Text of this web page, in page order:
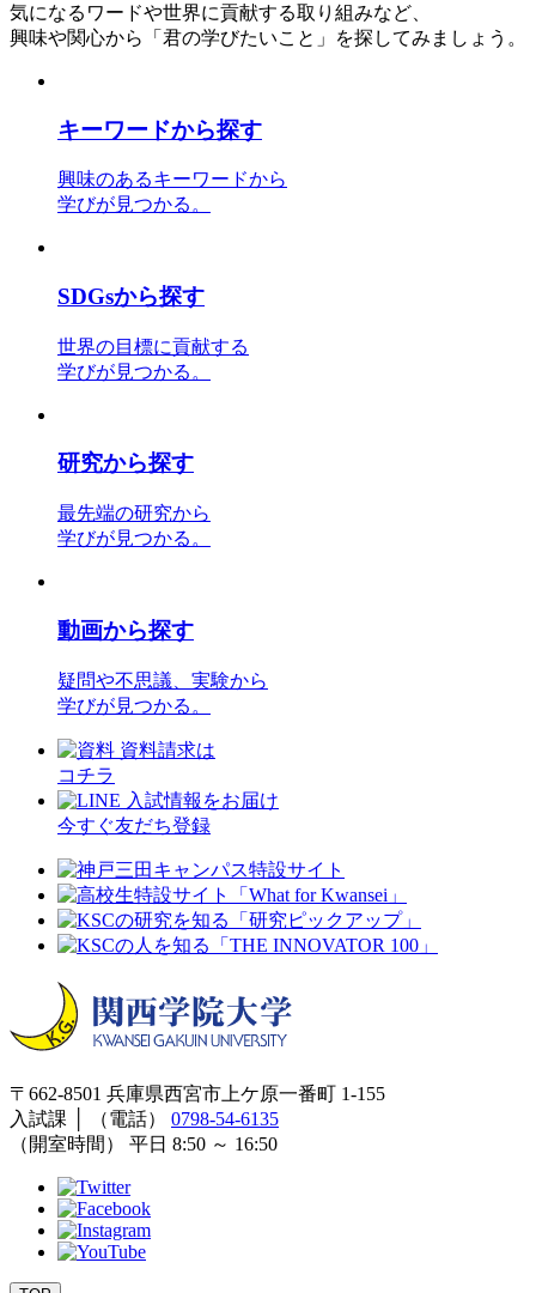
気になるワードや世界に貢献する取り組みなど、
興味や関心から「君の学びたいこと」を探してみましょう。
キーワードから探す
興味のあるキーワードから
学びが見つかる。
SDGsから探す
世界の目標に貢献する
学びが見つかる。
研究から探す
最先端の研究から
学びが見つかる。
動画から探す
疑問や不思議、実験から
学びが見つかる。
資料請求は
コチラ
入試情報をお届け
今すぐ友だち登録
〒662-8501 兵庫県西宮市上ケ原一番町 1-155
入試課 │ （電話） 0798-54-6135
（開室時間） 平日 8:50 ～ 16:50